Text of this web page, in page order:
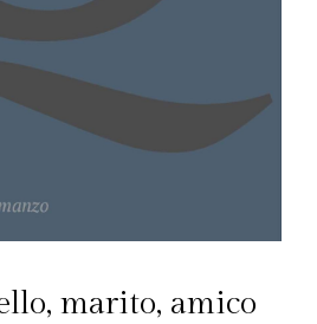
marito, amico